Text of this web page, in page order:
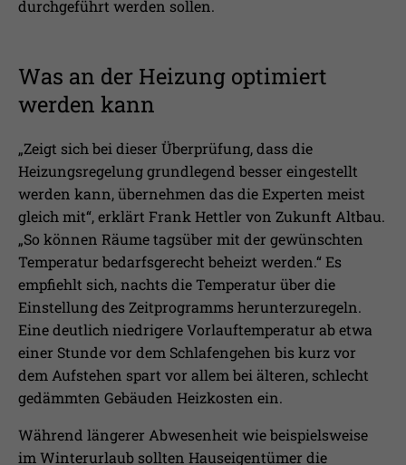
durchgeführt werden sollen.
Was an der Heizung optimiert
werden kann
„Zeigt sich bei dieser Überprüfung, dass die
Heizungsregelung grundlegend besser eingestellt
werden kann, übernehmen das die Experten meist
gleich mit“, erklärt Frank Hettler von Zukunft Altbau.
„So können Räume tagsüber mit der gewünschten
Temperatur bedarfsgerecht beheizt werden.“ Es
empfiehlt sich, nachts die Temperatur über die
Einstellung des Zeitprogramms herunterzuregeln.
Eine deutlich niedrigere Vorlauftemperatur ab etwa
einer Stunde vor dem Schlafengehen bis kurz vor
dem Aufstehen spart vor allem bei älteren, schlecht
gedämmten Gebäuden Heizkosten ein.
Während längerer Abwesenheit wie beispielsweise
im Winterurlaub sollten Hauseigentümer die